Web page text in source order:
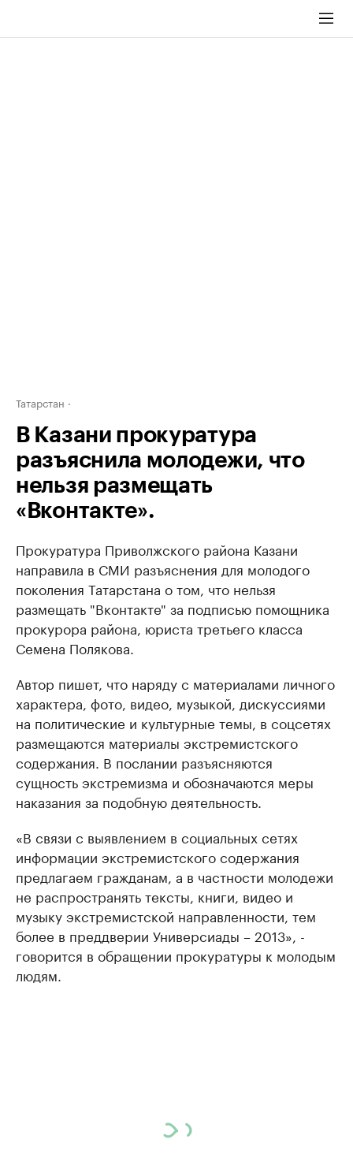
Татарстан
В Казани прокуратура
разъяснила молодежи, что
нельзя размещать
«Вконтакте».
Прокуратура Приволжского района Казани
направила в СМИ разъяснения для молодого
поколения Татарстана о том, что нельзя
размещать "Вконтакте" за подписью помощника
прокурора района, юриста третьего класса
Семена Полякова.
Автор пишет, что наряду с материалами личного
характера, фото, видео, музыкой, дискуссиями
на политические и культурные темы, в соцсетях
размещаются материалы экстремистского
содержания. В послании разъясняются
сущность экстремизма и обозначаются меры
наказания за подобную деятельность.
«В связи с выявлением в социальных сетях
информации экстремистского содержания
предлагаем гражданам, а в частности молодежи
не распространять тексты, книги, видео и
музыку экстремистской направленности, тем
более в преддверии Универсиады – 2013», -
говорится в обращении прокуратуры к молодым
людям.